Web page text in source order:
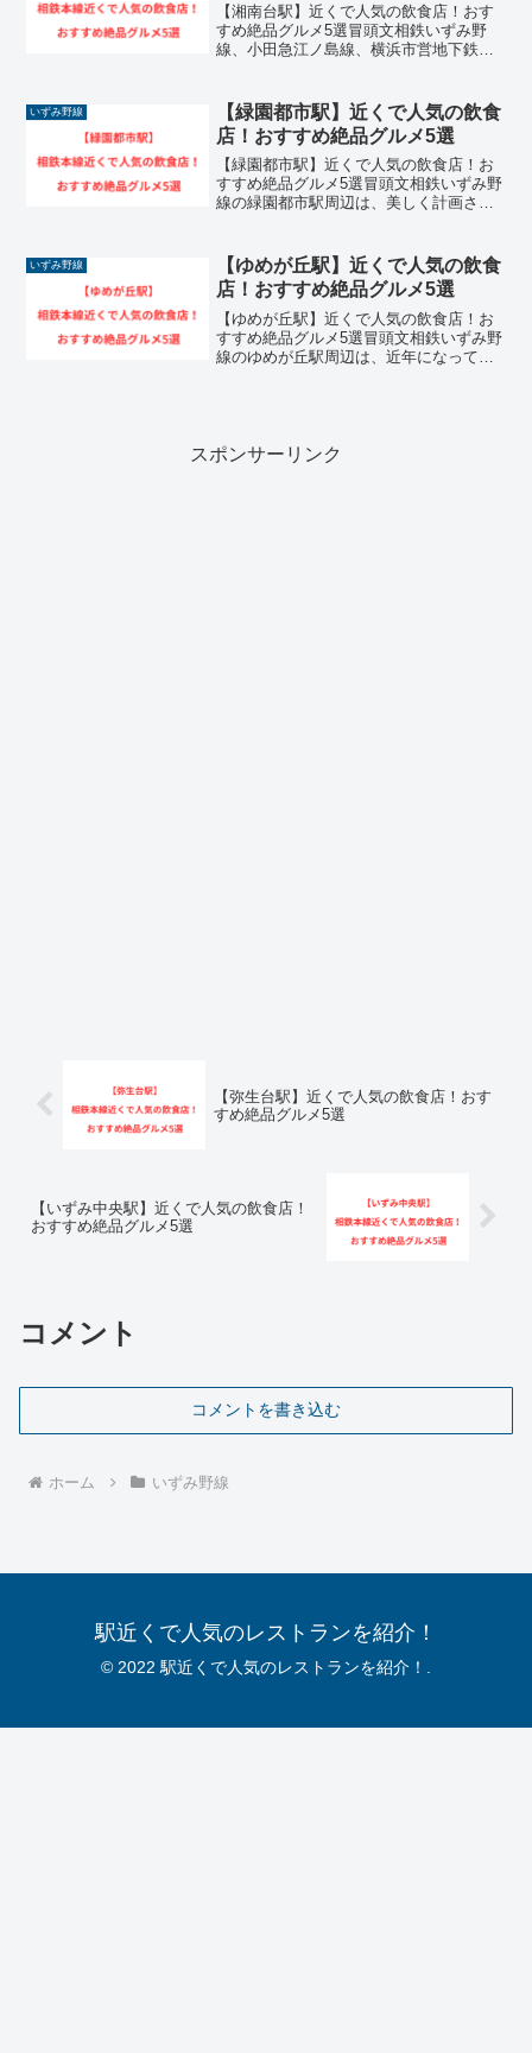
【湘南台駅】近くで人気の飲食店！おす
すめ絶品グルメ5選冒頭文相鉄いずみ野
線、小田急江ノ島線、横浜市営地下鉄ブ
毎日非常に多くの人々が行き交う活気あ
ふれるエリアです。近隣...
いずみ野線
【緑園都市駅】近くで人気の飲食
店！おすすめ絶品グルメ5選
【緑園都市駅】近くで人気の飲食店！お
すすめ絶品グルメ5選冒頭文相鉄いずみ野
線の緑園都市駅周辺は、美しく計画され
広がるエリアです。フェリス女学院大学
のキャンパスがあること...
いずみ野線
【ゆめが丘駅】近くで人気の飲食
店！おすすめ絶品グルメ5選
【ゆめが丘駅】近くで人気の飲食店！お
すすめ絶品グルメ5選冒頭文相鉄いずみ野
線のゆめが丘駅周辺は、近年になって駅
スポンサーリンク
【弥生台駅】近くで人気の飲食店！おす
すめ絶品グルメ5選
【いずみ中央駅】近くで人気の飲食店！
おすすめ絶品グルメ5選
コメント
コメントを書き込む
ホーム いずみ野線
駅近くで人気のレストランを紹介！
© 2022 駅近くで人気のレストランを紹介！.